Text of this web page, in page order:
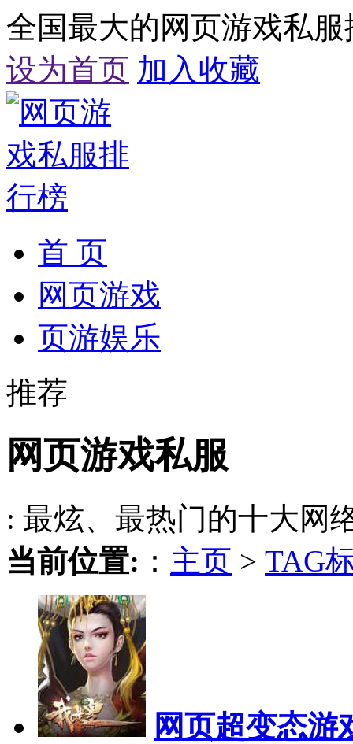
全国最大的网页游戏私
设为首页 加入收藏
首 页
网页游戏
页游娱乐
推荐
网页游戏私服
: 最炫、最热门的十大网
当前位置: ： 主页 > TAG
网页超变态游